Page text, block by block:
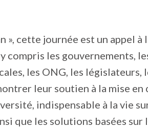
», cette journée est un appel à
compris les gouvernements,
les ONG, les législateurs,
leur soutien à la mise
indispensable à la vie
que les solutions basées sur